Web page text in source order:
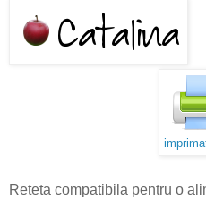
Reteta compatibila pentru o